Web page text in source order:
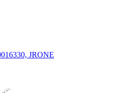
JRONE